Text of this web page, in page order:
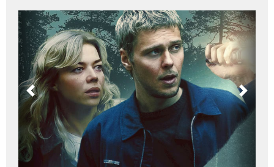
Previous Next